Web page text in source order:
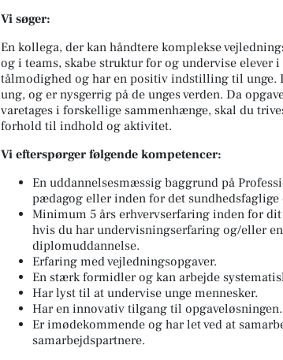
Vi søger:
En kollega, der kan håndtere komplekse
og i teams, skabe struktur for og undervise elever
tålmodighed og har en positiv indstilling til unge.
ung, og er nysgerrig på de unges verden. Da
varetages i forskellige sammenhænge, skal du
forhold til indhold og aktivitet.
Vi efterspørger følgende kompetencer:
En uddannelsesmæssig baggrund på
pædagog eller inden for det sundhedsfaglige
Minimum 5 års erhvervserfaring inden for dit
hvis du har undervisningserfaring og/eller
diplomuddannelse.
Erfaring med vejledningsopgaver.
En stærk formidler og kan arbejde
Har lyst til at undervise unge mennesker.
Har en innovativ tilgang til opgaveløsningen.
Er imødekommende og har let ved at
samarbejdspartnere.